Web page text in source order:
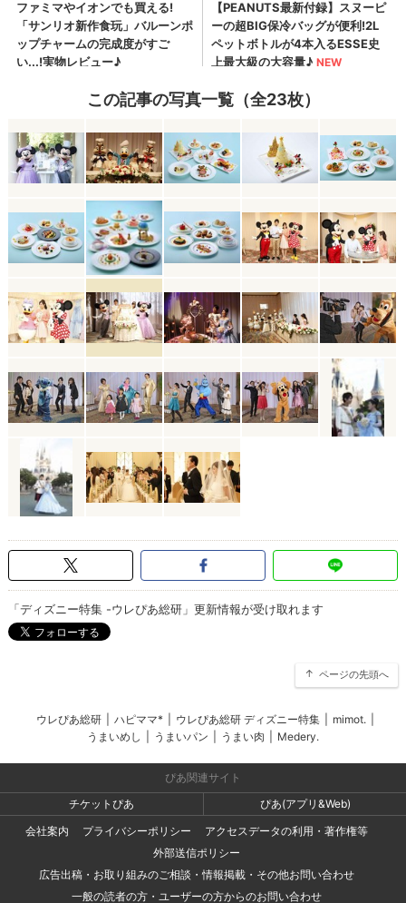
この記事の写真一覧（全23枚）
「ディズニー特集 -ウレぴあ総研」更新情報が受け取れます
ページの先頭へ
ウレぴあ総研 ハピママ* ウレぴあ総研 ディズニー特集 mimot.
うまいめし
うまいパン うまい肉 Medery.
ぴあ関連サイト
チケットぴあ
ぴあ(アプリ&Web)
会社案内
プライバシーポリシー
アクセスデータの利用・著作権等
外部送信ポリシー
広告出稿・お取り組みのご相談・情報掲載・その他お問い合わせ
一般の読者の方・ユーザーの方からのお問い合わせ